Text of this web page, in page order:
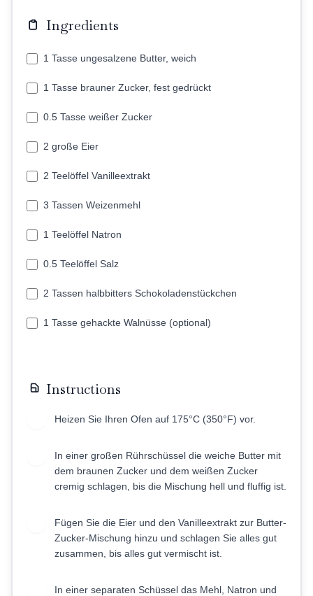
Ingredients
1 Tasse ungesalzene Butter, weich
1 Tasse brauner Zucker, fest gedrückt
0.5 Tasse weißer Zucker
2 große Eier
2 Teelöffel Vanilleextrakt
3 Tassen Weizenmehl
1 Teelöffel Natron
0.5 Teelöffel Salz
2 Tassen halbbitters Schokoladenstückchen
1 Tasse gehackte Walnüsse (optional)
Instructions
Heizen Sie Ihren Ofen auf 175°C (350°F) vor.
In einer großen Rührschüssel die weiche Butter mit
dem braunen Zucker und dem weißen Zucker
cremig schlagen, bis die Mischung hell und fluffig ist.
Fügen Sie die Eier und den Vanilleextrakt zur Butter-
Zucker-Mischung hinzu und schlagen Sie alles gut
zusammen, bis alles gut vermischt ist.
In einer separaten Schüssel das Mehl, Natron und